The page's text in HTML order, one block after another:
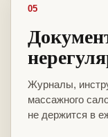
05
Журналы,
массажного
не держится в